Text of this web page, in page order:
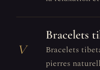
V
Bracelets
Bracelets
pierres